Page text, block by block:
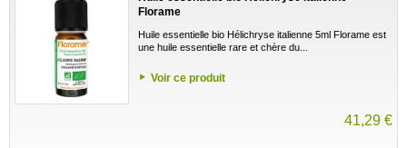
Florame
Huile essentielle bio Hélichryse italienne 5ml Florame est
une huile essentielle rare et chère du...
Voir ce produit
41,29 €